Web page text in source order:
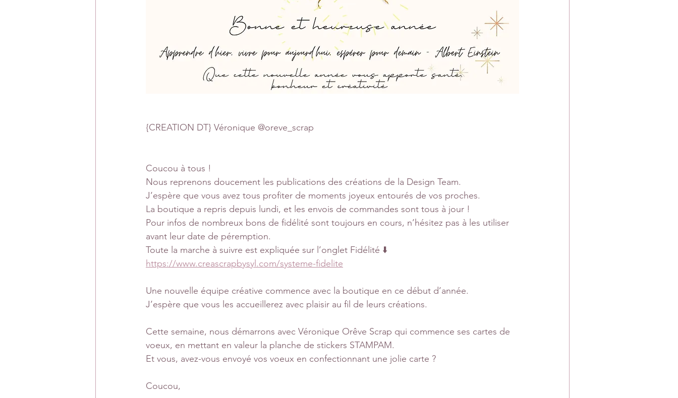
{CREATION DT} Véronique @oreve_scrap
Coucou à tous !
Nous reprenons doucement les publications des créations de la Design Team.
J’espère que vous avez tous profiter de moments joyeux entourés de vos proches.
La boutique a repris depuis lundi, et les envois de commandes sont tous à jour !
Pour infos de nombreux bons de fidélité sont toujours en cours, n’hésitez pas à les utiliser
avant leur date de péremption.
Toute la marche à suivre est expliquée sur l’onglet Fidélité ⬇️
https://www.creascrapbysyl.com/systeme-fidelite
Une nouvelle équipe créative commence avec la boutique en ce début d’année.
J’espère que vous les accueillerez avec plaisir au fil de leurs créations.
Cette semaine, nous démarrons avec Véronique Orêve Scrap qui commence ses cartes de
voeux, en mettant en valeur la planche de stickers STAMPAM.
Et vous, avez-vous envoyé vos voeux en confectionnant une jolie carte ?
Coucou,